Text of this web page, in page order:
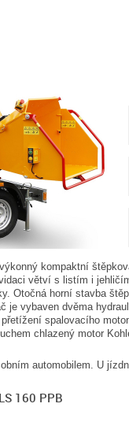
kompaktní
větví s listím i
Otočná horní stavba
je vybaven dvěma
spalovacího
chlazený motor
automobilem. U
160 PPB